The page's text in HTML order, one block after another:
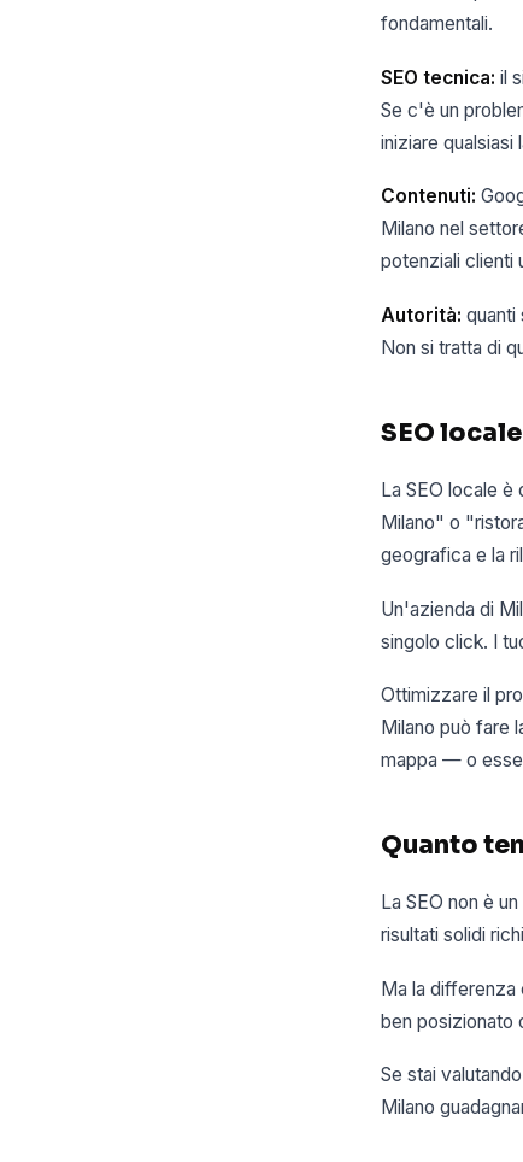
fondamentali.
SEO tecnica: il
Se c'è un
iniziare qualsiasi
Contenuti:
Milano nel
potenziali clienti
Autorità: quanti
Non si tratta di
SEO
La SEO locale
Milano" o
geografica e la
Un'azienda di
singolo click. I
Ottimizzare il
Milano può fare
mappa — o
Quanto
La SEO non è
risultati solidi
Ma la differenza
ben posizionato
Se stai
Milano